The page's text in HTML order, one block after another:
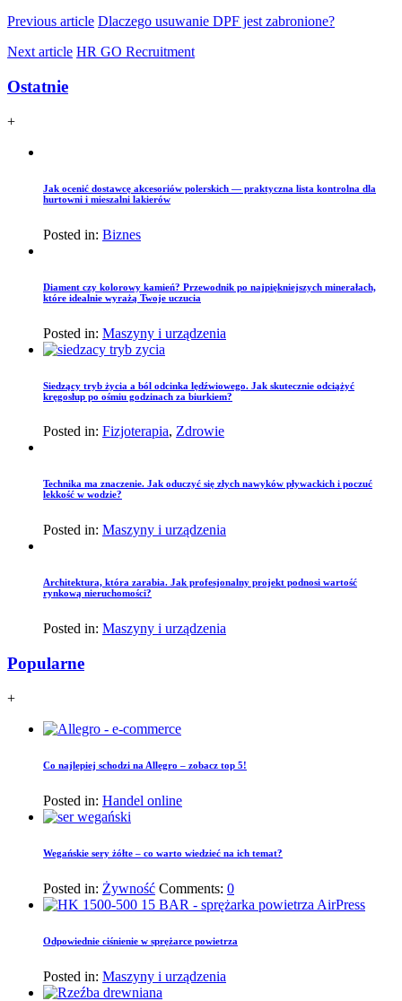
Previous article Dlaczego usuwanie DPF jest zabronione?
Next article HR GO Recruitment
Ostatnie
+
Jak ocenić dostawcę akcesoriów polerskich — praktyczna lista kontrolna dla
hurtowni i mieszalni lakierów
Posted in: Biznes
Diament czy kolorowy kamień? Przewodnik po najpiękniejszych minerałach,
które idealnie wyrażą Twoje uczucia
Posted in: Maszyny i urządzenia
Siedzący tryb życia a ból odcinka lędźwiowego. Jak skutecznie odciążyć
kręgosłup po ośmiu godzinach za biurkiem?
Posted in: Fizjoterapia, Zdrowie
Technika ma znaczenie. Jak oduczyć się złych nawyków pływackich i poczuć
lekkość w wodzie?
Posted in: Maszyny i urządzenia
Architektura, która zarabia. Jak profesjonalny projekt podnosi wartość
rynkową nieruchomości?
Posted in: Maszyny i urządzenia
Popularne
+
Co najlepiej schodzi na Allegro – zobacz top 5!
Posted in: Handel online
Wegańskie sery żółte – co warto wiedzieć na ich temat?
Posted in: Żywność Comments: 0
Odpowiednie ciśnienie w sprężarce powietrza
Posted in: Maszyny i urządzenia